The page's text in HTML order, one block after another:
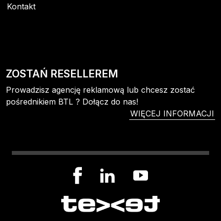
Kontakt
ZOSTAŃ RESELLEREM
Prowadzisz agencję reklamową lub chcesz zostać
pośrednikiem BTL ? Dołącz do nas!
WIĘCEJ INFORMACJI